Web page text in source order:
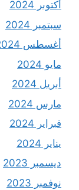
أكتوبر 2024
سبتمبر 2024
أغسطس 2024
مايو 2024
أبريل 2024
مارس 2024
فبراير 2024
يناير 2024
ديسمبر 2023
نوفمبر 2023